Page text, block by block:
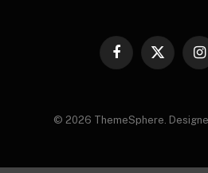
Facebook
X
© 2026 ThemeSphere.